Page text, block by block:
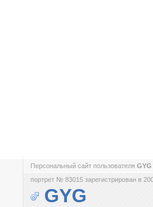
Персональный сайт пользователя GYG
портрет № 83015 зарегистрирован в
GYG